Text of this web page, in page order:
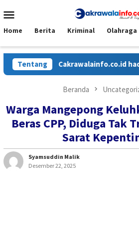
ke
Mobile
Home Berita Kriminal Olahraga
TentangCakrawalainfo.co.id hadir
Beranda
Warga Mangepong
Beras CPP, Diduga Tak
Sarat
Syamsuddin Malik
Desember 22, 2025